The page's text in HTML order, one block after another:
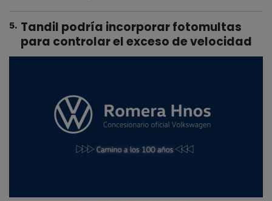
5. Tandil podría incorporar fotomultas
para controlar el exceso de velocidad